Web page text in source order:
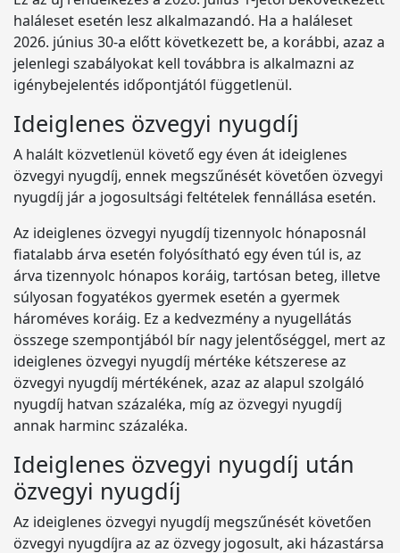
haláleset esetén lesz alkalmazandó. Ha a haláleset
2026. június 30-a előtt következett be, a korábbi, azaz a
jelenlegi szabályokat kell továbbra is alkalmazni az
igénybejelentés időpontjától függetlenül.
Ideiglenes özvegyi nyugdíj
A halált közvetlenül követő egy éven át ideiglenes
özvegyi nyugdíj, ennek megszűnését követően özvegyi
nyugdíj jár a jogosultsági feltételek fennállása esetén.
Az ideiglenes özvegyi nyugdíj tizennyolc hónaposnál
fiatalabb árva esetén folyósítható egy éven túl is, az
árva tizennyolc hónapos koráig, tartósan beteg, illetve
súlyosan fogyatékos gyermek esetén a gyermek
hároméves koráig. Ez a kedvezmény a nyugellátás
összege szempontjából bír nagy jelentőséggel, mert az
ideiglenes özvegyi nyugdíj mértéke kétszerese az
özvegyi nyugdíj mértékének, azaz az alapul szolgáló
nyugdíj hatvan százaléka, míg az özvegyi nyugdíj
annak harminc százaléka.
Ideiglenes özvegyi nyugdíj után
özvegyi nyugdíj
Az ideiglenes özvegyi nyugdíj megszűnését követően
özvegyi nyugdíjra az az özvegy jogosult, aki házastársa